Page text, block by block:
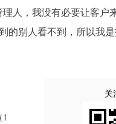
人，我没有必要让客户
的别人看不到，所以我
1
关